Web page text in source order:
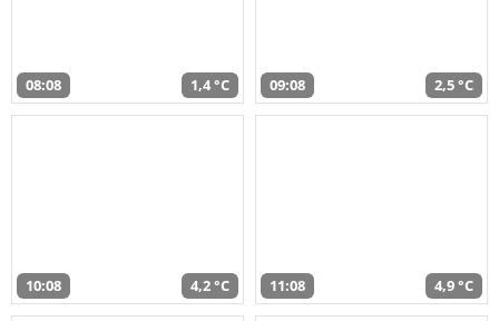
08:08 1,4 °C 09:08 2,5 °C
10:08 4,2 °C 11:08 4,9 °C